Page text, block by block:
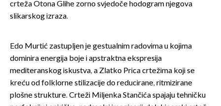
crteža Otona Glihe zorno svjedoče hodogram njegova
slikarskog izraza.
Edo Murtić zastupljen je gestualnim radovima u kojima
dominira energija boje i apstraktna ekspresija
mediteranskog iskustva, a Zlatko Prica crtežima koji se
kreću od folklorne stilizacije do reducirane, ritmizirane
plošne strukture. Crteži Miljenka Stančića spajaju tehničku